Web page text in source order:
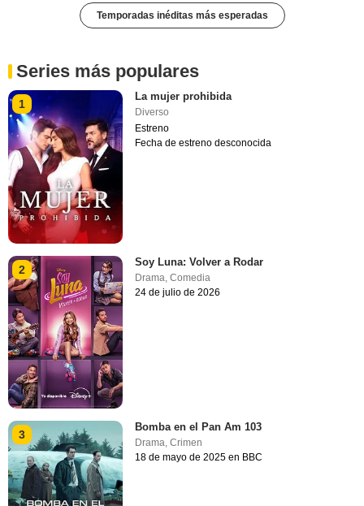
Temporadas inéditas más esperadas
Series más populares
1
La mujer prohibida
Diverso
Estreno
Fecha de estreno desconocida
2
Soy Luna: Volver a Rodar
Drama ,Comedia
24 de julio de 2026
3
Bomba en el Pan Am 103
Drama,Crimen
18 de mayo de 2025 en BBC